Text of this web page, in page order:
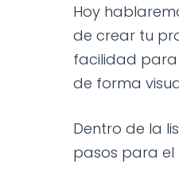
Hoy
de crear tu
facilidad
de forma
Dentro de la
pasos para el